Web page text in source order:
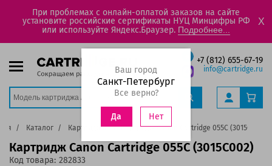
При проблемах с онлайн-оплатой заказов на сайте
установите российские сертификаты НУЦ Минцифры РФ
или используйте Яндекс.Браузер. Подробнее...
X
+7 (812) 655-67-19
info@cartridge.ru
Ваш город
Санкт-Петербург
Все верно?
Да Нет
Каталог Картриджи Картридж Canon Cartridge 055C (3015C002)
Картридж Canon Cartridge 055C (3015C002)
Код товара: 282833